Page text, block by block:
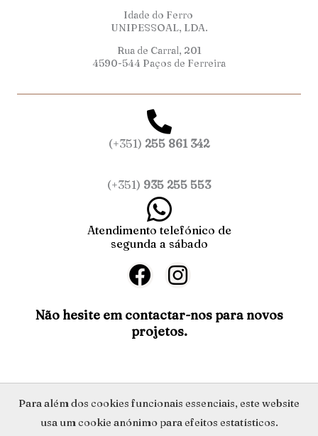
Idade do Ferro
UNIPESSOAL, LDA.
Rua de Carral, 201
4590-544 Paços de Ferreira
(+351) 255 861 342
(+351) 935 255 553
Atendimento telefónico de
segunda a sábado
F
a
c
e
o
o
k
I
n
s
t
g
r
a
Não hesite em contactar-nos para novos
projetos.
Política de Privacidade
Para além dos cookies funcionais essenciais, este website
usa um cookie anónimo para efeitos estatísticos.